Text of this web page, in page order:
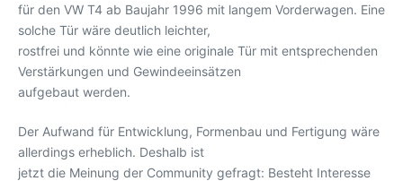
für den VW T4 ab Baujahr 1996 mit langem Vorderwagen. Eine
solche Tür wäre deutlich leichter,
rostfrei und könnte wie eine originale Tür mit entsprechenden
Verstärkungen und Gewindeeinsätzen
aufgebaut werden.
Der Aufwand für Entwicklung, Formenbau und Fertigung wäre
allerdings erheblich. Deshalb ist
jetzt die Meinung der Community gefragt: Besteht Interesse